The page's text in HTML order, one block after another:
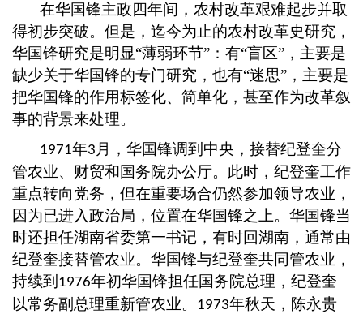
在华国锋主政四年间，农村改革艰难起步并取
得初步突破。但是，迄今为止的农村改革史研究，
华国锋研究是明显“薄弱环节”：有“盲区”，主要是
缺少关于华国锋的专门研究，也有“迷思”，主要是
把华国锋的作用标签化、简单化，甚至作为改革叙
事的背景来处理。
1971年3 月，华国锋调到中央，接替纪登奎分
管农业、财贸和国务院办公厅。此时，纪登奎工作
重点转向党务，但在重要场合仍然参加领导农业，
因为已进入政治局，位置在华国锋之上。华国锋当
时还担任湖南省委第一书记，有时回湖南，通常由
纪登奎接替管农业。华国锋与纪登奎共同管农业，
持续到 1976年初华国锋担任国务院总理，纪登奎
以常务副总理重新管农业。
1973年秋天，陈永贵